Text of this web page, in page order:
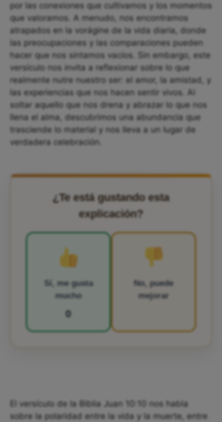
por las conexiones que cultivamos y los momentos
que valoramos. A menudo, nos encontramos
atrapados en la vorágine de la vida diaria, donde
las preocupaciones y las comparaciones pueden
hacer que nos sintamos vacíos. Sin embargo, este
versículo nos invita a reflexionar sobre lo que
realmente nutre nuestro ser: el amor, la amistad, y
las experiencias que nos hacen sentir vivos. Al
soltar aquello que nos drena y abrazar lo que nos
llena el alma, descubrimos una abundancia que
trasciende lo material y nos lleva a un lugar de
verdadera celebración.
¿Te está gustando esta
explicación?
Sí, me gusta
mucho
0
No, puede
mejorar
El versículo de la Biblia Juan 10:10 nos habla
sobre la polaridad entre la vida y la muerte, entre